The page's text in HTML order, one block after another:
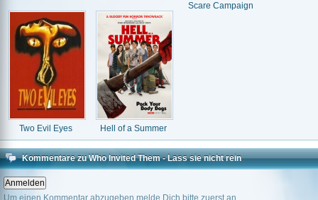
Scare Campaign
Two Evil Eyes Hell of a Summer
Kommentare zu Who Invited Them - Lass sie nicht rein
Um einen Kommentar abzugeben melde Dich bitte zuerst an.